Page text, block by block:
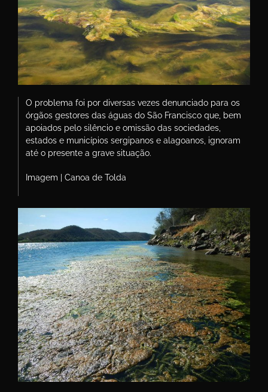
O problema foi por diversas vezes denunciado para os
órgãos gestores das águas do São Francisco que, bem
apoiados pelo silêncio e omissão das sociedades,
estados e municípios sergipanos e alagoanos, ignoram
até o presente a grave situação.
Imagem | Canoa de Tolda